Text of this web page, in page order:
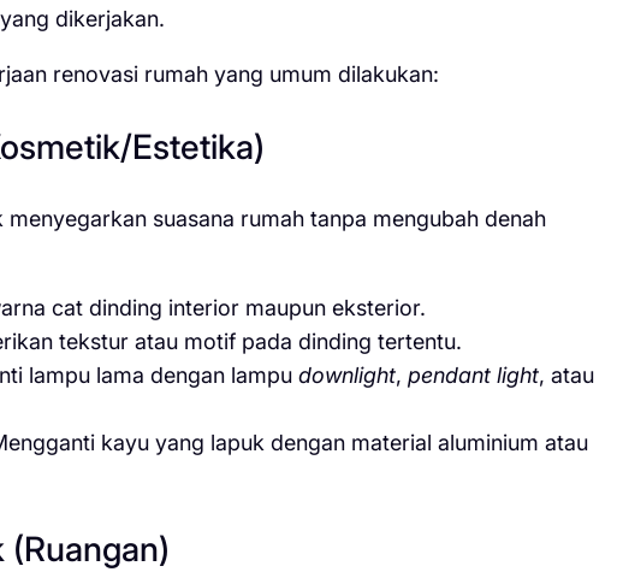
dikerjakan.
renovasi rumah yang umum dilakukan:
Estetika)
suasana rumah tanpa mengubah denah
cat dinding interior maupun eksterior.
tekstur atau motif pada dinding tertentu.
lampu lama dengan lampu downlight, pendant light, atau
kayu yang lapuk dengan material aluminium atau